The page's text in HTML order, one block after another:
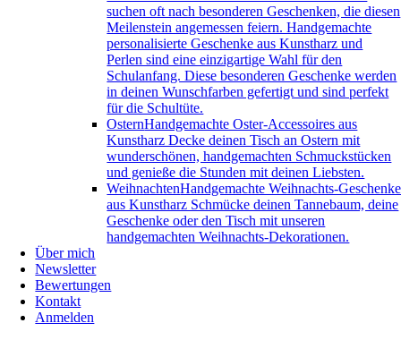
suchen oft nach besonderen Geschenken, die diesen
Meilenstein angemessen feiern. Handgemachte
personalisierte Geschenke aus Kunstharz und
Perlen sind eine einzigartige Wahl für den
Schulanfang. Diese besonderen Geschenke werden
in deinen Wunschfarben gefertigt und sind perfekt
für die Schultüte.
OsternHandgemachte Oster-Accessoires aus
Kunstharz Decke deinen Tisch an Ostern mit
wunderschönen, handgemachten Schmuckstücken
und genieße die Stunden mit deinen Liebsten.
WeihnachtenHandgemachte Weihnachts-Geschenke
aus Kunstharz Schmücke deinen Tannebaum, deine
Geschenke oder den Tisch mit unseren
handgemachten Weihnachts-Dekorationen.
Über mich
Newsletter
Bewertungen
Kontakt
Anmelden